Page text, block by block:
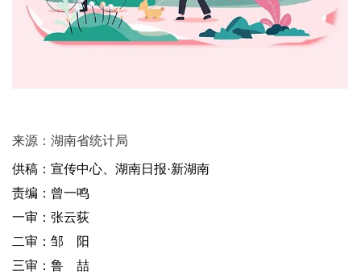
来源：湖南省统计局
供稿：宣传中心、湖南日报·新湖南
责编：曾一鸣
一审：张云荻
二审：邹 阳
三审：鲁 喆